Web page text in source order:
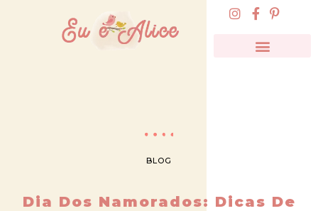
BLOG
Dia Dos Namorados: Dicas De